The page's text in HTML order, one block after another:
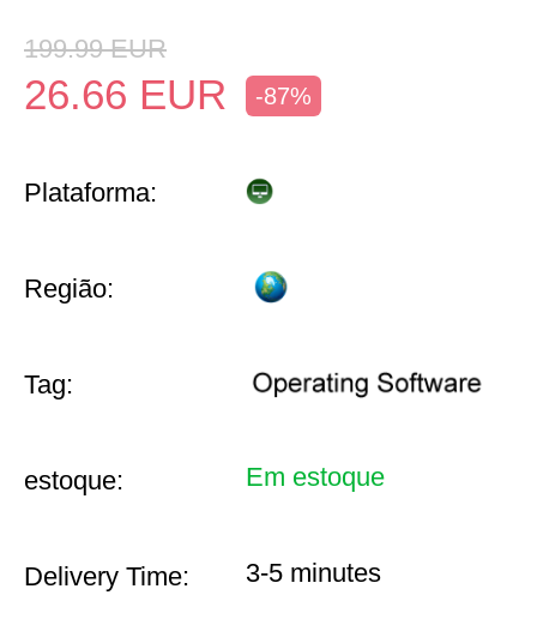
199.99 EUR
26.66 EUR -87%
Plataforma:
Região:
Tag:
estoque: Em estoque
Delivery Time: 3-5 minutes